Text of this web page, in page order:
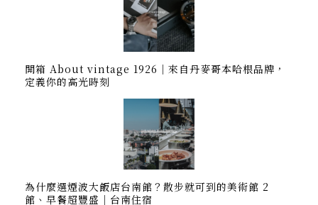
開箱 About vintage 1926｜來自丹麥哥本哈根品牌，
定義你的高光時刻
為什麼選煙波大飯店台南館？散步就可到的美術館 2
館、早餐超豐盛｜台南住宿